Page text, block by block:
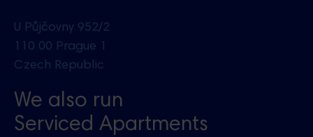
U Půjčovny 952/2
110 00 Prague 1
Czech Republic
We also run
Serviced Apartments